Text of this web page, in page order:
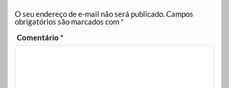
O seu endereço de e-mail não será publicado.Campos
obrigatórios são marcados com *
Comentário*